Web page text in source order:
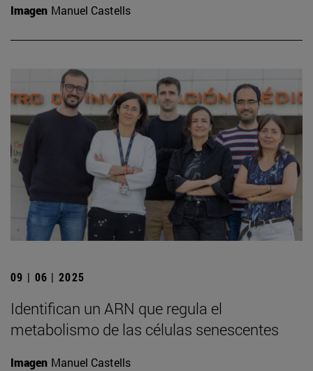
Imagen Manuel Castells
09 | 06 | 2025
Identifican un ARN que regula el
metabolismo de las células senescentes
Imagen Manuel Castells